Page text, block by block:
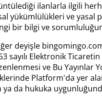
ilanlarla ilgili
yükümlülükleri ve
bir bilgi ve
deyişle
Elektronik Ticaretin
ve Bu
Platform'da yer
da hukuka